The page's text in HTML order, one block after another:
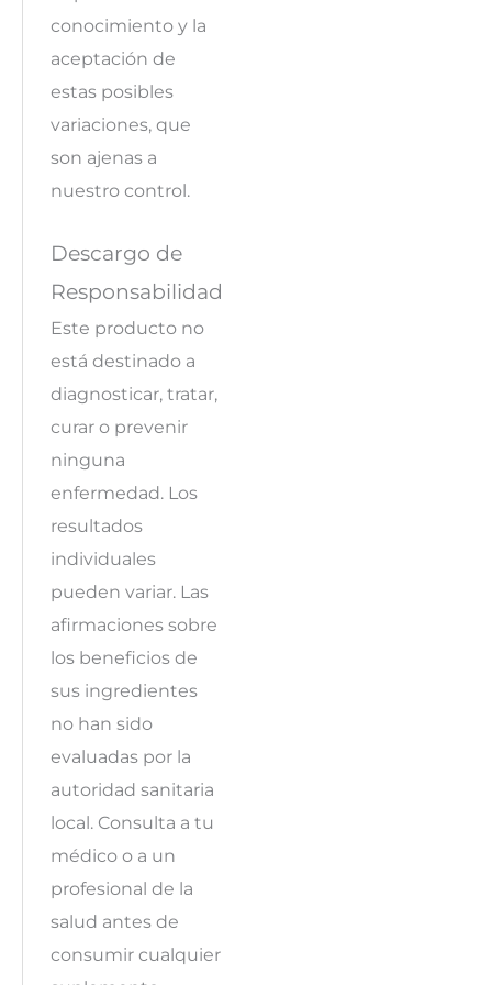
conocimiento y la
aceptación de
estas posibles
variaciones, que
son ajenas a
nuestro control.
Descargo de
Responsabilidad
Este producto no
está destinado a
diagnosticar, tratar,
curar o prevenir
ninguna
enfermedad. Los
resultados
individuales
pueden variar. Las
afirmaciones sobre
los beneficios de
sus ingredientes
no han sido
evaluadas por la
autoridad sanitaria
local. Consulta a tu
médico o a un
profesional de la
salud antes de
consumir cualquier